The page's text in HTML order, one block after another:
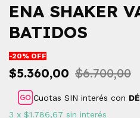
ENA SHAKER
BATIDOS
-20% OFF
$5.360,00 $6.700,00
Cuotas SIN interés con
3 x $1.786,67 sin interés